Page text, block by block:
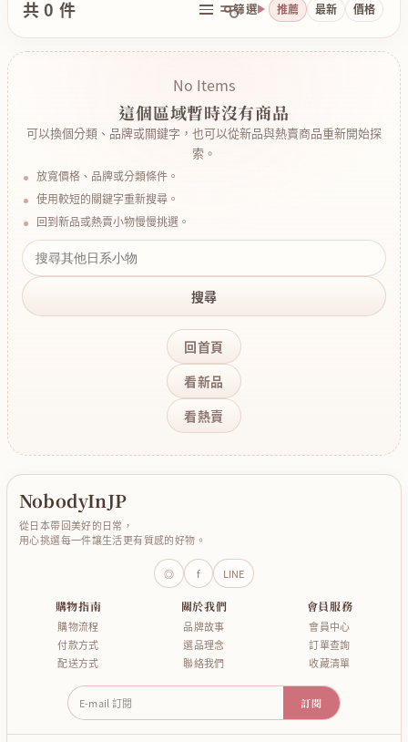
共 0 件 篩選 推薦 最新 價格
No Items
這個區域暫時沒有商品
可以換個分類、品牌或關鍵字，也可以從新品與熱賣商品重新開始探
索。
放寬價格、品牌或分類條件。
使用較短的關鍵字重新搜尋。
回到新品或熱賣小物慢慢挑選。
搜尋
回首頁
看新品
看熱賣
NobodyInJP
從日本帶回美好的日常，
用心挑選每一件讓生活更有質感的好物。
◎ f LINE
購物指南
購物流程
付款方式
配送方式
關於我們
品牌故事
選品理念
聯絡我們
會員服務
會員中心
訂單查詢
收藏清單
E-mail 訂閱 訂閱